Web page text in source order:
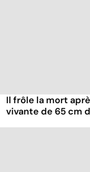
Il frôle la mort
vivante de 65 cm